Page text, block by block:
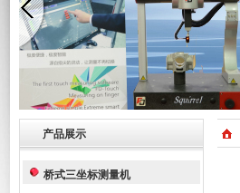
产品展示
桥式三坐标测量机